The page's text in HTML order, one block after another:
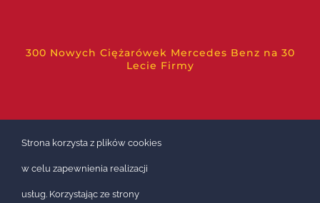
300 Nowych Ciężarówek Mercedes Benz na 30
Lecie Firmy
Strona korzysta z plików cookies
w celu zapewnienia realizacji
usług. Korzystając ze strony